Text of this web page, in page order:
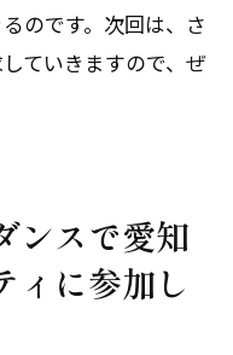
のです。次回は、さ
ていきますので、ぜ
ンスで愛知
ィに参加し